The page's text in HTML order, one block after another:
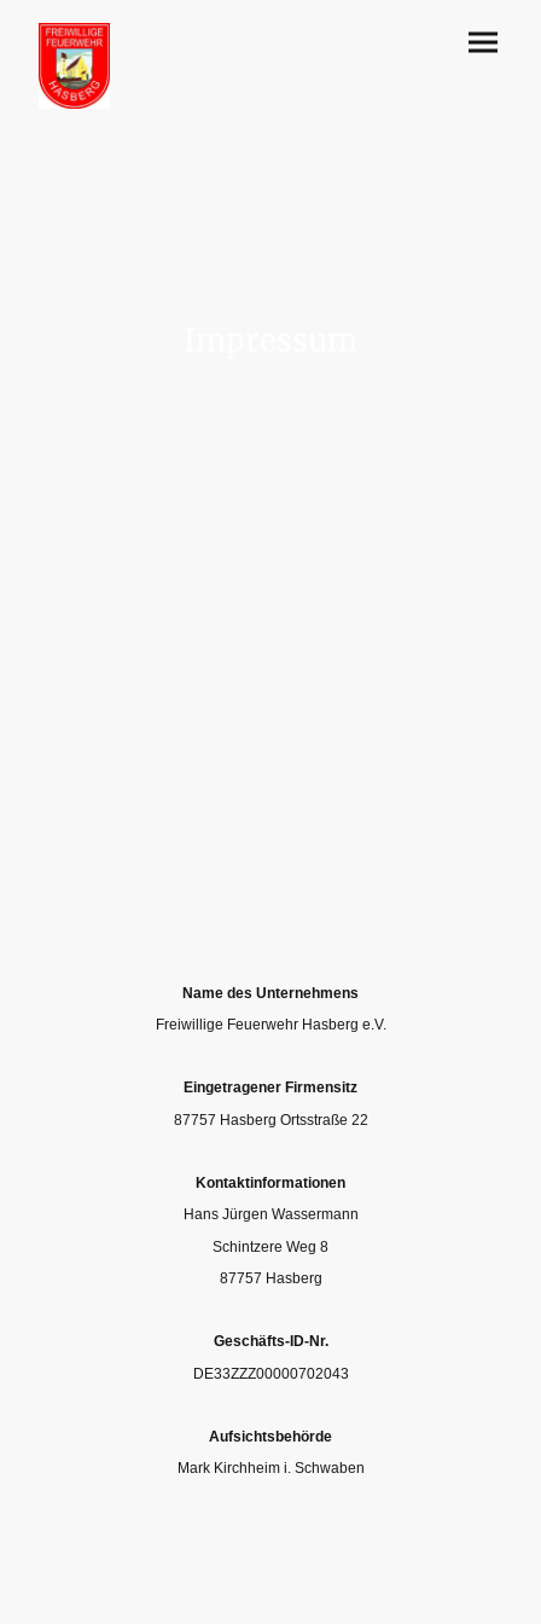
Name des Unternehmens
Freiwillige Feuerwehr Hasberg e.V.
Eingetragener Firmensitz
87757 Hasberg Ortsstraße 22
Kontaktinformationen
Hans Jürgen Wassermann
Schintzere Weg 8
87757 Hasberg
Geschäfts-ID-Nr.
DE33ZZZ00000702043
Aufsichtsbehörde
Mark Kirchheim i. Schwaben